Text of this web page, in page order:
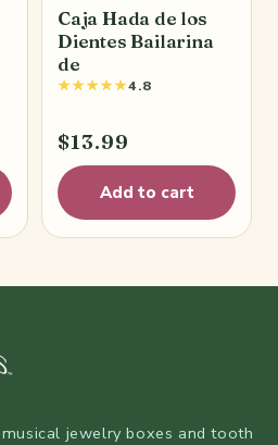
Caja Hada de los
Dientes Bailarina
de
★★★★★4.8
$13.99
Add to cart
jewelry boxes and tooth